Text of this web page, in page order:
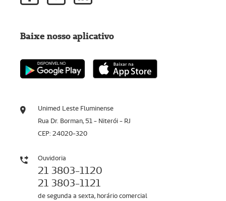
Unimed Leste Fluminense
Rua Dr. Borman, 51 - Niterói - RJ
CEP: 24020-320
Ouvidoria
21 3803-1120
21 3803-1121
de segunda a sexta, horário comercial
Baixe nosso aplicativo